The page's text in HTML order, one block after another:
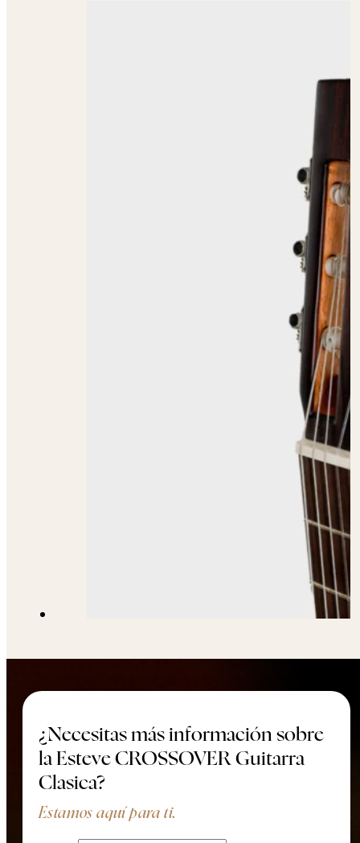
¿Necesitas más información sobre
la Esteve CROSSOVER Guitarra
Clasica?
Estamos aquí para ti.